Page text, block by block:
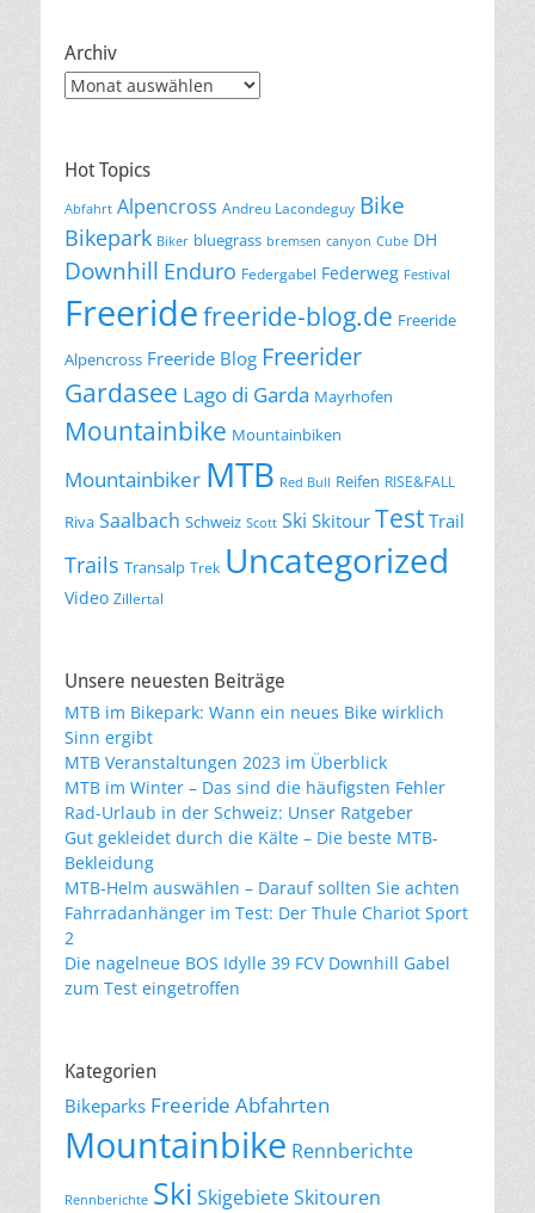
Archiv
Archiv
Hot Topics
Abfahrt Alpencross Andreu Lacondeguy Bike
Bikepark Biker bluegrass bremsen canyon Cube DH
Downhill Enduro Federgabel Federweg Festival
Freeridefreeride-blog.de Freeride
Alpencross Freeride Blog Freerider
Gardasee Lago di Garda Mayrhofen
Mountainbike Mountainbiken
Mountainbiker MTB Red Bull Reifen RISE&FALL
Riva Saalbach Schweiz Scott Ski Skitour Test Trail
Trails Transalp Trek Uncategorized
Video Zillertal
Unsere neuesten Beiträge
MTB im Bikepark: Wann ein neues Bike wirklich
Sinn ergibt
MTB Veranstaltungen 2023 im Überblick
MTB im Winter – Das sind die häufigsten Fehler
Rad-Urlaub in der Schweiz: Unser Ratgeber
Gut gekleidet durch die Kälte – Die beste MTB-
Bekleidung
MTB-Helm auswählen – Darauf sollten Sie achten
Fahrradanhänger im Test: Der Thule Chariot Sport
2
Die nagelneue BOS Idylle 39 FCV Downhill Gabel
zum Test eingetroffen
Kategorien
Bikeparks Freeride Abfahrten
Mountainbike Rennberichte
Rennberichte Ski SkigebieteSkitouren